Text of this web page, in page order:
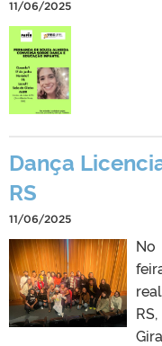
11/06/2025
Dança
RS
11/06/2025